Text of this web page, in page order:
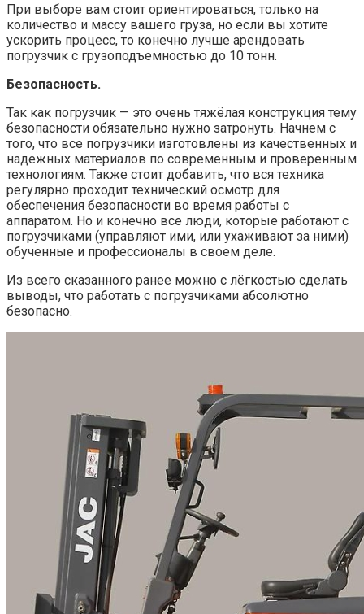
При выборе вам стоит ориентироваться, только на
количество и массу вашего груза, но если вы хотите
ускорить процесс, то конечно лучше арендовать
погрузчик с грузоподъемностью до 10 тонн.
Безопасность.
Так как погрузчик — это очень тяжёлая конструкция тему
безопасности обязательно нужно затронуть. Начнем с
того, что все погрузчики изготовлены из качественных и
надежных материалов по современным и проверенным
технологиям. Также стоит добавить, что вся техника
регулярно проходит технический осмотр для
обеспечения безопасности во время работы с
аппаратом. Но и конечно все люди, которые работают с
погрузчиками (управляют ими, или ухаживают за ними)
обученные и профессионалы в своем деле.
Из всего сказанного ранее можно с лёгкостью сделать
выводы, что работать с погрузчиками абсолютно
безопасно.